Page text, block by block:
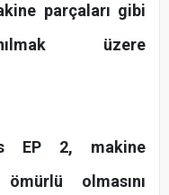
parçaları gibi
üzere
EP 2, makine
olmasını